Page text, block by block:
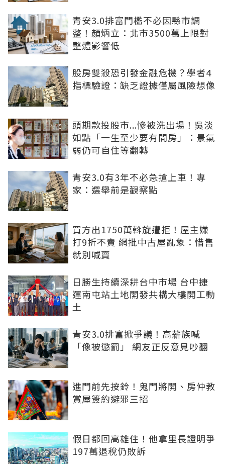
青安3.0排富門檻不必因縣市調
整！顏炳立：北市3500萬上限對
整體影響低
股房雙殺恐引發金融危機？學者4
指標驗證：缺乏證據僅屬風險想像
頭期款投股市...慘被洗出場！吳淡
如點「一生至少要有間房」：景氣
弱仍可自住等翻轉
青安3.0有3年不必急搶上車！專
家：選舉前是觀察點
買方出1750萬斡旋遭拒！屋主嫌
打9折不賣 網批中古屋亂象：惜售
就別喊賣
日勝生持續深耕台中市場 台中捷
運南屯站土地開發共構大樓開工動
土
青安3.0排富掀爭議！高薪族喊
「像被懲罰」 網友正反意見吵翻
進門前先按鈴！鬼門將開、房仲教
賞屋簽約避邪三招
假日都回高雄住！他拿里長證明爭
197萬退稅仍敗訴